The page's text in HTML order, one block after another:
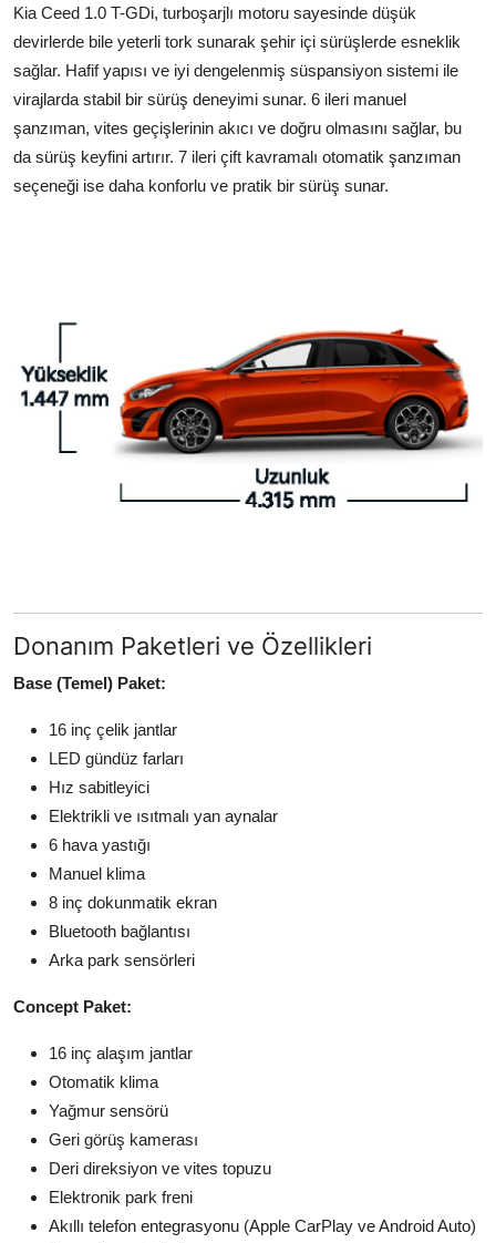
Kia Ceed 1.0 T-GDi, turboşarjlı motoru sayesinde düşük
devirlerde bile yeterli tork sunarak şehir içi sürüşlerde esneklik
sağlar. Hafif yapısı ve iyi dengelenmiş süspansiyon sistemi ile
virajlarda stabil bir sürüş deneyimi sunar. 6 ileri manuel
şanzıman, vites geçişlerinin akıcı ve doğru olmasını sağlar, bu
da sürüş keyfini artırır. 7 ileri çift kavramalı otomatik şanzıman
seçeneği ise daha konforlu ve pratik bir sürüş sunar.
Donanım Paketleri ve Özellikleri
Base (Temel) Paket:
16 inç çelik jantlar
LED gündüz farları
Hız sabitleyici
Elektrikli ve ısıtmalı yan aynalar
6 hava yastığı
Manuel klima
8 inç dokunmatik ekran
Bluetooth bağlantısı
Arka park sensörleri
Concept Paket:
16 inç alaşım jantlar
Otomatik klima
Yağmur sensörü
Geri görüş kamerası
Deri direksiyon ve vites topuzu
Elektronik park freni
Akıllı telefon entegrasyonu (Apple CarPlay ve Android Auto)